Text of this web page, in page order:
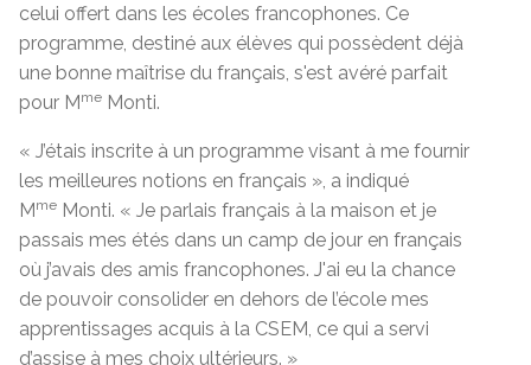
celui offert dans les écoles francophones. Ce
programme, destiné aux élèves qui possèdent déjà
une bonne maîtrise du français, s'est avéré parfait
pour Mme Monti.
« J’étais inscrite à un programme visant à me fournir
les meilleures notions en français », a indiqué
Mme Monti. « Je parlais français à la maison et je
passais mes étés dans un camp de jour en français
où j’avais des amis francophones. J'ai eu la chance
de pouvoir consolider en dehors de l’école mes
apprentissages acquis à la CSEM, ce qui a servi
d’assise à mes choix ultérieurs. »